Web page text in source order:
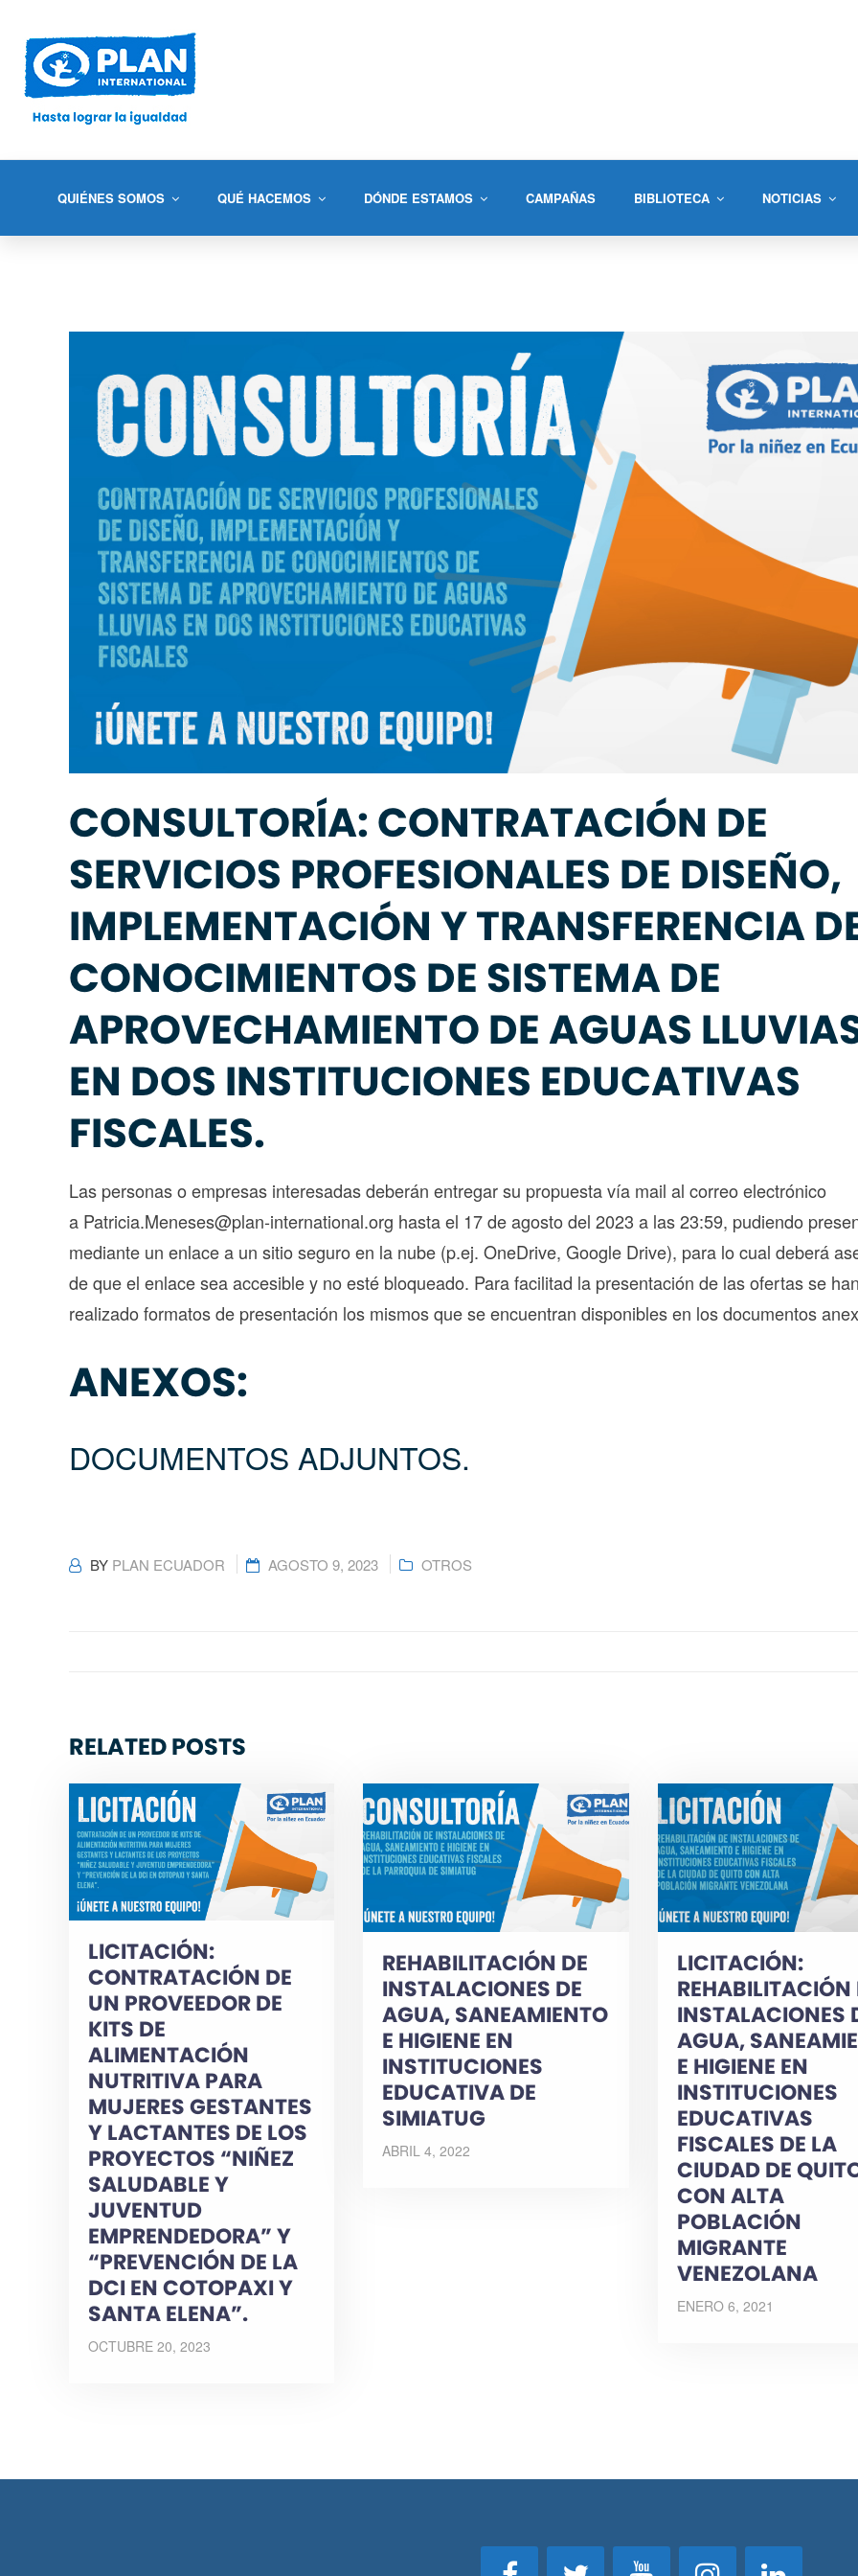
QUIÉNES SOMOS QUÉ HACEMOS DÓNDE ESTAMOS CAMPAÑAS BIBLIOTECA NOTICIAS
CONSULTORÍA: CONTRATACIÓN DE
SERVICIOS PROFESIONALES DE DISEÑO,
IMPLEMENTACIÓN Y TRANSFERENCIA
CONOCIMIENTOS DE SISTEMA DE
APROVECHAMIENTO DE AGUAS
EN DOS INSTITUCIONES EDUCATIVAS
FISCALES.
Las personas o empresas interesadas deberán entregar su propuesta vía mail al correo electrónico
a Patricia.Meneses@plan-international.org hasta el 17 de agosto del 2023 a las 23:59, pudiendo
mediante un enlace a un sitio seguro en la nube (p.ej. OneDrive, Google Drive), para lo cual deberá
de que el enlace sea accesible y no esté bloqueado. Para facilitad la presentación de las ofertas se
realizado formatos de presentación los mismos que se encuentran disponibles en los documentos
ANEXOS:
DOCUMENTOS ADJUNTOS.
BY PLAN ECUADOR AGOSTO 9, 2023 OTROS
RELATED POSTS
LICITACIÓN:
CONTRATACIÓN DE
UN PROVEEDOR DE
KITS DE
ALIMENTACIÓN
NUTRITIVA PARA
MUJERES GESTANTES
Y LACTANTES DE LOS
PROYECTOS “NIÑEZ
SALUDABLE Y
JUVENTUD
EMPRENDEDORA” Y
“PREVENCIÓN DE LA
DCI EN COTOPAXI Y
SANTA ELENA”.
OCTUBRE 20, 2023
REHABILITACIÓN DE
INSTALACIONES DE
AGUA, SANEAMIENTO
E HIGIENE EN
INSTITUCIONES
EDUCATIVA DE
SIMIATUG
ABRIL 4, 2022
LICITACIÓN:
REHABILITACIÓN
INSTALACIONES
AGUA,
E HIGIENE EN
INSTITUCIONES
EDUCATIVAS
FISCALES DE LA
CIUDAD DE
CON ALTA
POBLACIÓN
MIGRANTE
VENEZOLANA
ENERO 6, 2021